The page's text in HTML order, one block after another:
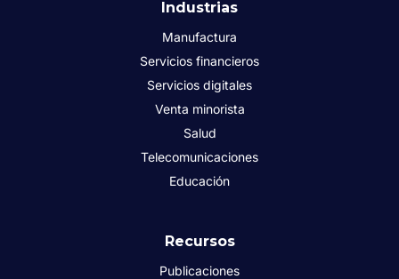
Industrias
Manufactura
Servicios financieros
Servicios digitales
Venta minorista
Salud
Telecomunicaciones
Educación
Recursos
Publicaciones